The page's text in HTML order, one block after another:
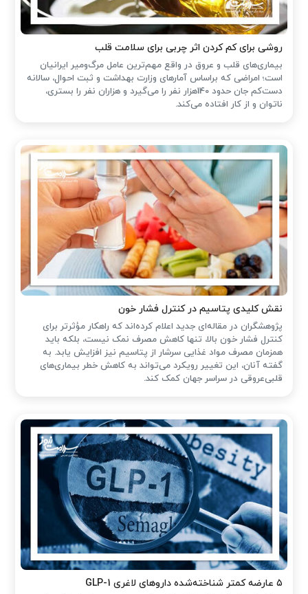
روشی برای کم کردن اثر چربی برای سلامت قلب
بیماری‌های قلب و عروق در واقع مهم‌ترین عامل مرگ‌ومیر ایرانیان
است؛ امراضی که براساس آمارهای وزارت بهداشت و ثبت احوال، سالانه
دست‌کم جان حدود 140هزار نفر را می‌گیرد و هزاران نفر را بستری،
ناتوان و از کار افتاده می‌کند.
نقش کلیدی پتاسیم در کنترل فشار خون
پژوهشگران در مقاله‌ای جدید اعلام کرده‌اند که راهکار مؤثرتر برای
کنترل فشار خون بالا، تنها کاهش مصرف نمک نیست، بلکه باید
همزمان مصرف مواد غذایی سرشار از پتاسیم نیز افزایش یابد. به
گفته آنان، این تغییر رویکرد می‌تواند به کاهش خطر بیماری‌های
قلبی‌عروقی در سراسر جهان کمک کند.
۵ عارضه کمتر شناخته‌شده داروهای لاغری GLP-1